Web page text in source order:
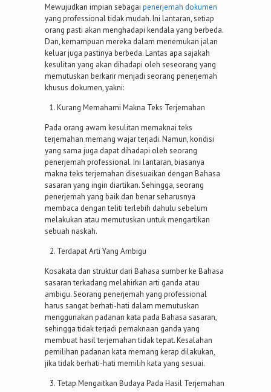
Mewujudkan impian sebagai penerjemah dokumen
yang professional tidak mudah. Ini lantaran, setiap
orang pasti akan menghadapi kendala yang berbeda.
Dan, kemampuan mereka dalam menemukan jalan
keluar juga pastinya berbeda. Lantas apa sajakah
kesulitan yang akan dihadapi oleh seseorang yang
memutuskan berkarir menjadi seorang penerjemah
khusus dokumen, yakni:
Kurang Memahami Makna Teks Terjemahan
Pada orang awam kesulitan memaknai teks
terjemahan memang wajar terjadi. Namun, kondisi
yang sama juga dapat dihadapi oleh seorang
penerjemah professional. Ini lantaran, biasanya
makna teks terjemahan disesuaikan dengan Bahasa
sasaran yang ingin diartikan. Sehingga, seorang
penerjemah yang baik dan benar seharusnya
membaca dengan teliti terlebih dahulu sebelum
melakukan atau memutuskan untuk mengartikan
sebuah naskah.
Terdapat Arti Yang Ambigu
Kosakata dan struktur dari Bahasa sumber ke Bahasa
sasaran terkadang melahirkan arti ganda atau
ambigu. Seorang penerjemah yang professional
harus sangat berhati-hati dalam memutuskan
menggunakan padanan kata pada Bahasa sasaran,
sehingga tidak terjadi pemaknaan ganda yang
membuat hasil terjemahan tidak tepat. Kesalahan
pemilihan padanan kata memang kerap dilakukan,
jika tidak berhati-hati memilih kata yang sesuai.
Tetap Mengaitkan Budaya Pada Hasil Terjemahan